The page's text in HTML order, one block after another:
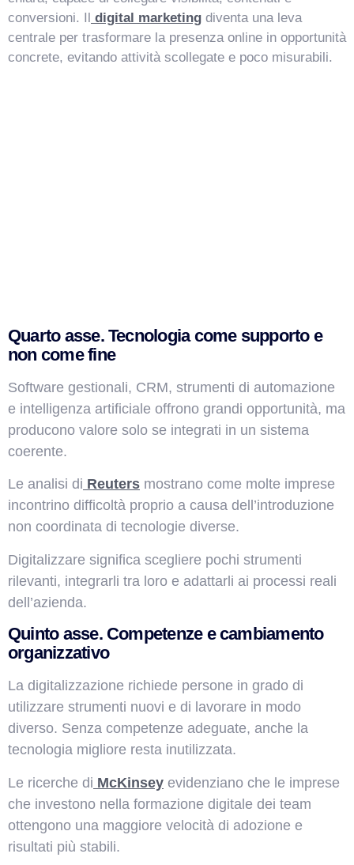
conversioni. Il
digital marketing diventa una leva
centrale per trasformare la presenza online in opportunità
concrete, evitando attività scollegate e poco misurabili.
Quarto asse. Tecnologia come supporto e
non come fine
Software gestionali, CRM, strumenti di automazione
e intelligenza artificiale offrono grandi opportunità, ma
producono valore solo se integrati in un sistema
coerente.
Le analisi di Reuters mostrano come molte imprese
incontrino difficoltà proprio a causa dell’introduzione
non coordinata di tecnologie diverse.
Digitalizzare significa scegliere pochi strumenti
rilevanti, integrarli tra loro e adattarli ai processi reali
dell’azienda.
Quinto asse. Competenze e cambiamento
organizzativo
La digitalizzazione richiede persone in grado di
utilizzare strumenti nuovi e di lavorare in modo
diverso. Senza competenze adeguate, anche la
tecnologia migliore resta inutilizzata.
Le ricerche di McKinsey evidenziano che le imprese
che investono nella formazione digitale dei team
ottengono una maggiore velocità di adozione e
risultati più stabili.